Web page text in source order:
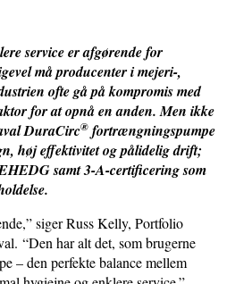
service er afgørende for
må producenter i mejeri-,
ofte gå på kompromis med
for at opnå en anden. Men ikke
DuraCirc® fortrængningspumpe
høj effektivitet og pålidelig drift;
samt 3-A-certificering som
siger Russ Kelly, Portfolio
“Den har alt det, som brugerne
– den perfekte balance mellem